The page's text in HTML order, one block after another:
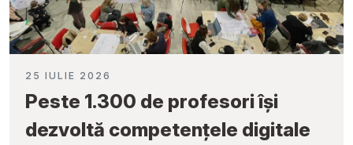
25 IULIE 2026
Peste 1.300 de profesori își
dezvoltă competențele digitale